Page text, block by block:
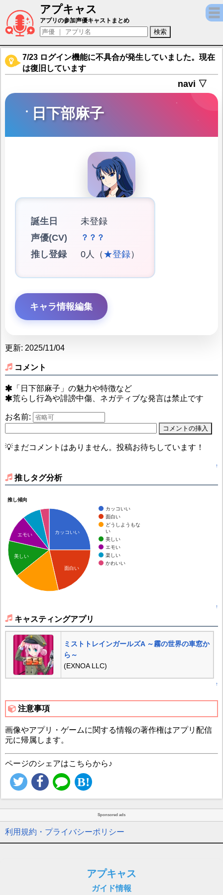
アプキャス
日下部麻子（声優：？？？)【ミストトレイ
アプリの参加声優キャストまとめ
7/23 ログイン機能に不具合が発生していました。現在
は復旧しています
navi ▽
日下部麻子
誕生日
未登録
声優(CV)
？？？
推し登録 0人（ ★登録）
キャラ情報編集
更新: 2025/11/04
コメント
「日下部麻子」の魅力や特徴など
荒らし行為や誹謗中傷、ネガティブな発言は禁止です
お名前:
💡まだコメントはありません。投稿お待ちしています！
↑
推しタグ分析
推し傾向
カッコいい
面白い
どうしようもな
い
美しい
エモい
楽しい
かわいい
カッコいい
面白い
エモい
美しい
↑
キャスティングアプリ
ミストトレインガールズA ～霧の世界の車窓か
ら～
(EXNOA LLC)
↑
注意事項
画像やアプリ・ゲームに関する情報の著作権はアプリ配信
元に帰属します。
ページのシェアはこちらから♪
Sponsored ads
利用規約・プライバシーポリシー
アプキャス
ガイド情報